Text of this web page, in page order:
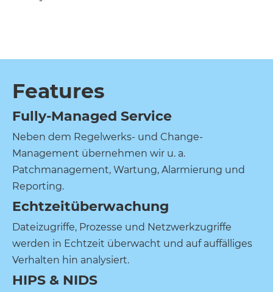
Features
Fully-Managed Service
Neben dem Regelwerks- und Change-
Management übernehmen wir u. a.
Patchmanagement, Wartung, Alarmierung und
Reporting.
Echtzeitüberwachung
Dateizugriffe, Prozesse und Netzwerkzugriffe
werden in Echtzeit überwacht und auf auffälliges
Verhalten hin analysiert.
HIPS & NIDS